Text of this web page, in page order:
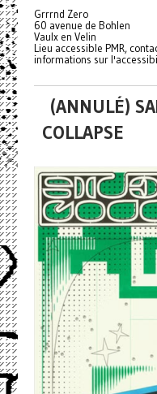
Grrrnd Zero
60 avenue de Bohlen
Vaulx en Velin
Lieu accessible PMR,
informations sur
(ANNULÉ)
COLLAPSE